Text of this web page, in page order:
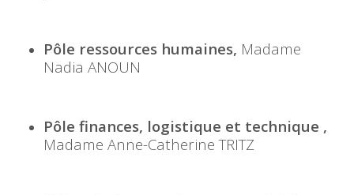
Pôle ressources humaines, Madame
Nadia ANOUN
Pôle finances, logistique et technique ,
Madame Anne-Catherine TRITZ